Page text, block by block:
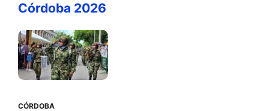
Córdoba 2026
CÓRDOBA